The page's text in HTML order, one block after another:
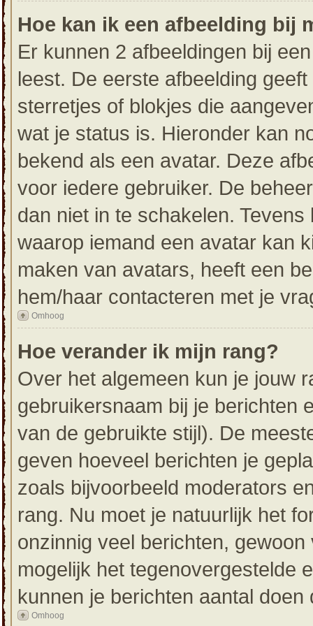
Hoe kan ik een afbeelding bij
Er kunnen 2 afbeeldingen bij
leest. De eerste afbeelding
sterretjes of blokjes die
wat je status is. Hieronder kan
bekend als een avatar. Deze
voor iedere gebruiker. De
dan niet in te schakelen.
waarop iemand een avatar kan
maken van avatars, heeft een
hem/haar contacteren met je
Omhoog
Hoe verander ik mijn rang?
Over het algemeen kun je jouw
gebruikersnaam bij je berichten
van de gebruikte stijl). De
geven hoeveel berichten je
zoals bijvoorbeeld moderators
rang. Nu moet je natuurlijk het
onzinnig veel berichten,
mogelijk het tegenovergestelde
kunnen je berichten aantal doen
Omhoog